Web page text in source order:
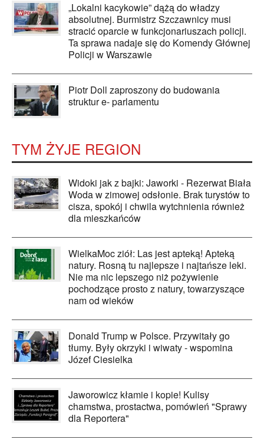
„Lokalni kacykowie” dążą do władzy
absolutnej. Burmistrz Szczawnicy musi
stracić oparcie w funkcjonariuszach policji.
Ta sprawa nadaje się do Komendy Głównej
Policji w Warszawie
Piotr Doll zaproszony do budowania
struktur e- parlamentu
TYM ŻYJE REGION
Widoki jak z bajki: Jaworki - Rezerwat Biała
Woda w zimowej odsłonie. Brak turystów to
cisza, spokój i chwila wytchnienia również
dla mieszkańców
WielkaMoc ziół: Las jest apteką! Apteką
natury. Rosną tu najlepsze i najtańsze leki.
Nie ma nic lepszego niż pożywienie
pochodzące prosto z natury, towarzyszące
nam od wieków
Donald Trump w Polsce. Przywitały go
tłumy. Były okrzyki i wiwaty - wspomina
Józef Ciesielka
Jaworowicz kłamie i kopie! Kulisy
chamstwa, prostactwa, pomówień "Sprawy
dla Reportera"